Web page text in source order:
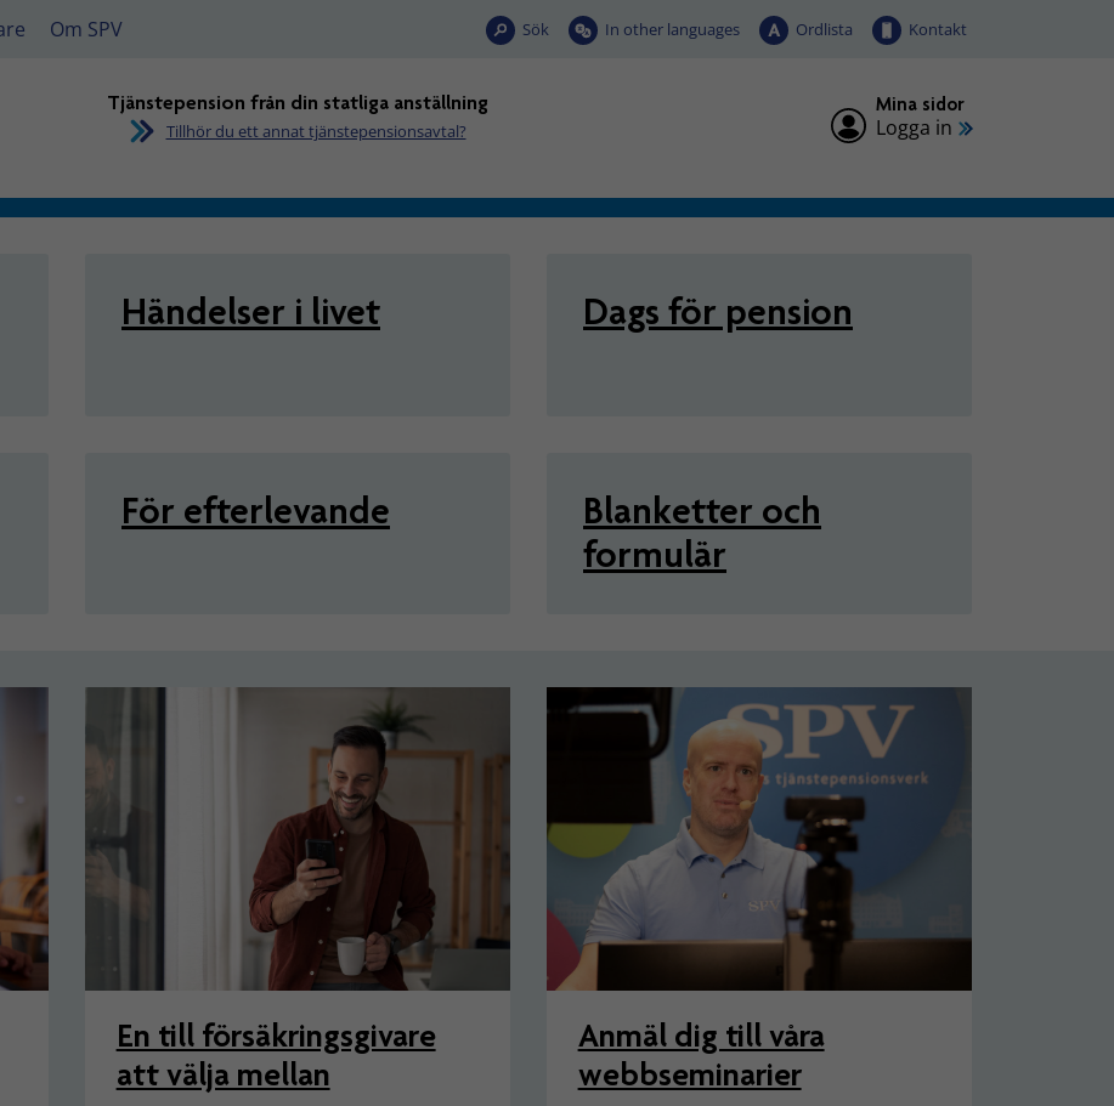
Om SPV Sök In other languages Ordlista Kontakt
Tjänstepension från din statliga anställning
Tillhör du ett annat tjänstepensionsavtal?
Mina sidor
Logga in
från din statliga anställning
Händelser i livet Dags för pension
För efterlevande
Blanketter och
formulär
En till försäkringsgivare
att välja mellan
Anmäl dig till våra
webbseminarier